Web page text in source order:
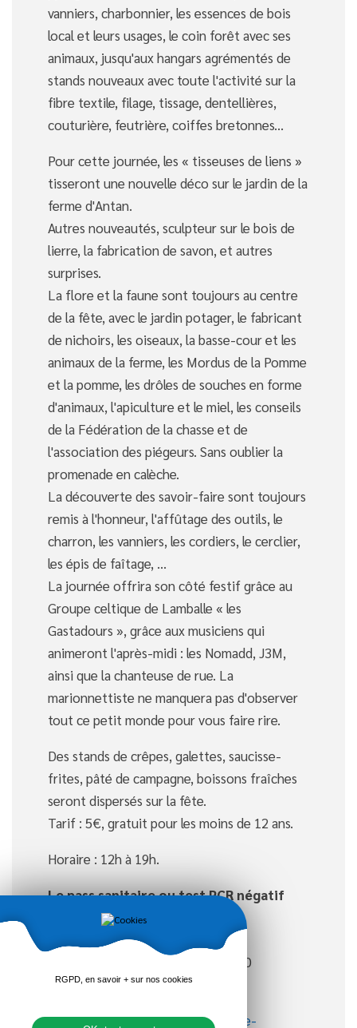
vanniers, charbonnier, les essences de bois
local et leurs usages, le coin forêt avec ses
animaux, jusqu'aux hangars agrémentés de
stands nouveaux avec toute l'activité sur la
fibre textile, filage, tissage, dentellières,
couturière, feutrière, coiffes bretonnes...
Pour cette journée, les « tisseuses de liens »
tisseront une nouvelle déco sur le jardin de la
ferme d'Antan.
Autres nouveautés, sculpteur sur le bois de
lierre, la fabrication de savon, et autres
surprises.
La flore et la faune sont toujours au centre
de la fête, avec le jardin potager, le fabricant
de nichoirs, les oiseaux, la basse-cour et les
animaux de la ferme, les Mordus de la Pomme
et la pomme, les drôles de souches en forme
d'animaux, l'apiculture et le miel, les conseils
de la Fédération de la chasse et de
l'association des piégeurs. Sans oublier la
promenade en calèche.
La découverte des savoir-faire sont toujours
remis à l'honneur, l'affûtage des outils, le
charron, les vanniers, les cordiers, le cerclier,
les épis de faîtage, …
La journée offrira son côté festif grâce au
Groupe celtique de Lamballe « les
Gastadours », grâce aux musiciens qui
animeront l'après-midi : les Nomadd, J3M,
ainsi que la chanteuse de rue. La
marionnettiste ne manquera pas d'observer
tout ce petit monde pour vous faire rire.
Des stands de crêpes, galettes, saucisse-
frites, pâté de campagne, boissons fraîches
seront dispersés sur la fête.
Tarif : 5€, gratuit pour les moins de 12 ans.
Horaire : 12h à 19h.
Le pass sanitaire ou test PCR négatif
sera demandé à l'entrée.
Association de la Ferme d’Antan
61, Le Saint-Esprit-des-Bois 22270
PLEDELIAC
Tél. 02 96 34 80 77contact@ferme-
RGPD, en savoir + sur nos cookies